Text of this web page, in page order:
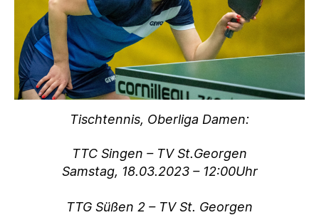
Tischtennis, Oberliga Damen:
TTC Singen – TV St.Georgen
Samstag, 18.03.2023 – 12:00Uhr
TTG Süßen 2 – TV St. Georgen